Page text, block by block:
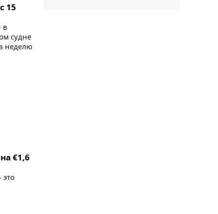
15
в
судне
неделю
€1,6